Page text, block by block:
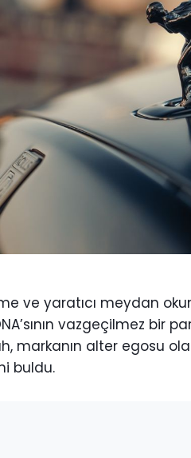
ve yaratıcı meydan
vazgeçilmez bir
markanın alter egosu
buldu.